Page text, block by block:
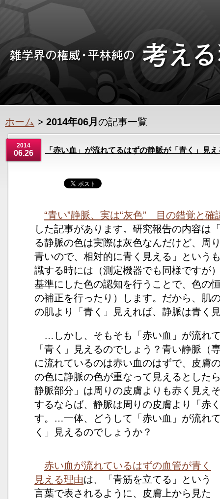
ホーム > 2014年06月 の記事一覧
2014
06.26 「赤い血」が流れてるはずの静脈が「青く」見
“青い”静脈、実は“灰色” 目の錯覚と確
した記事があります。研究報告の内容は
る静脈の色は実際は灰色なんだけど、周
青いので、相対的に青く見える」という
識する時には（測定機器でも同様ですが
基準にした色の認知を行うことで、色の
の補正を行ったり）します。だから、肌
の肌より「青く」見えれば、静脈は青く
…しかし、そもそも「赤い血」が流れ
「青く」見えるのでしょう？青い静脈（
に流れているのは赤い血のはずで、皮膚
の色に静脈の色が重なって見えるとした
静脈部分」は周りの皮膚よりも赤く見え
するならば、静脈は周りの皮膚より「赤
す。…一体、どうして「赤い血」が流れ
く」見えるのでしょうか？
赤い血が流れているはずの血管が青く
見える理由は、「青筋を立てる」という
言葉で表されるように、皮膚上から見た